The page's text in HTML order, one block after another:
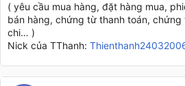
( yêu cầu mua hàng, đặt hàng mua,
bán hàng, chứng từ thanh toán, chứng
chi… )
Nick của TThanh: